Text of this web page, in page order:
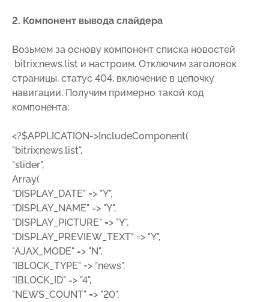
2. Компонент вывода слайдера
Возьмем за основу компонент списка новостей
bitrix:news.list и настроим. Отключим заголовок
страницы, статус 404, включение в цепочку
навигации. Получим примерно такой код
компонента:
<?$APPLICATION->IncludeComponent(
"bitrix:news.list",
"slider",
Array(
"DISPLAY_DATE" => "Y",
"DISPLAY_NAME" => "Y",
"DISPLAY_PICTURE" => "Y",
"DISPLAY_PREVIEW_TEXT" => "Y",
"AJAX_MODE" => "N",
"IBLOCK_TYPE" => "news",
"IBLOCK_ID" => "4",
"NEWS_COUNT" => "20",